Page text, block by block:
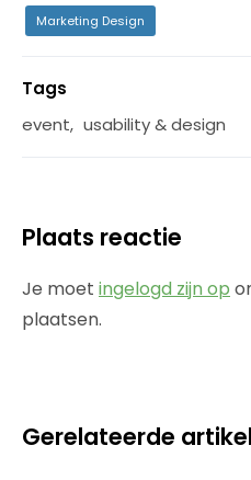
Marketing Design
Tags
event, usability & design
Plaats reactie
Je moet ingelogd zijn op
plaatsen.
Gerelateerde